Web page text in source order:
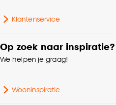
Klantenservice
Op zoek naar inspiratie?
We helpen je graag!
Wooninspiratie